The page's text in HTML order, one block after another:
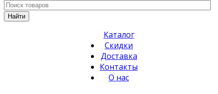
Найти
Каталог
Скидки
Доставка
Контакты
О нас